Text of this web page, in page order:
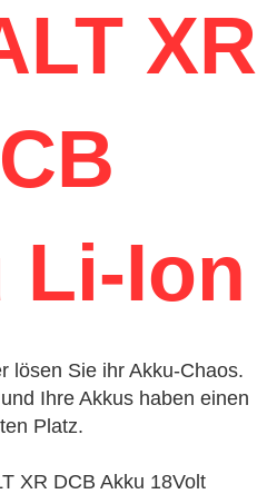
XR
Li-Ion
lösen Sie ihr Akku-Chaos.
Ihre Akkus haben einen
Platz.
XR DCB Akku 18Volt